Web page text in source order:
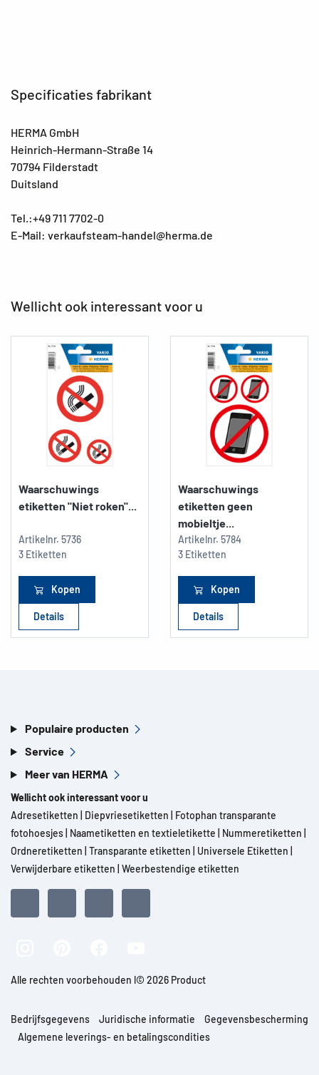
Specificaties fabrikant
HERMA GmbH
Heinrich-Hermann-Straße 14
70794 Filderstadt
Duitsland
Tel.:+49 711 7702-0
E-Mail: verkaufsteam-handel@herma.de
Wellicht ook interessant voor u
Waarschuwings
etiketten "Niet roken"...
Artikelnr. 5736
3 Etiketten
Kopen
Details
Waarschuwings
etiketten geen
mobieltje...
Artikelnr. 5784
3 Etiketten
Kopen
Details
Populaire producten
Service
Meer van HERMA
Wellicht ook interessant voor u
Adresetiketten
Diepvriesetiketten
Fotophan transparante
fotohoesjes Naametiketten en textieletikette Nummeretiketten
Ordneretiketten Transparante etiketten Universele Etiketten
Verwijderbare etiketten Weerbestendige etiketten
Alle rechten voorbehouden l© 2026 Product
Bedrijfsgegevens Juridische informatie
Gegevensbescherming
Algemene leverings- en betalingscondities